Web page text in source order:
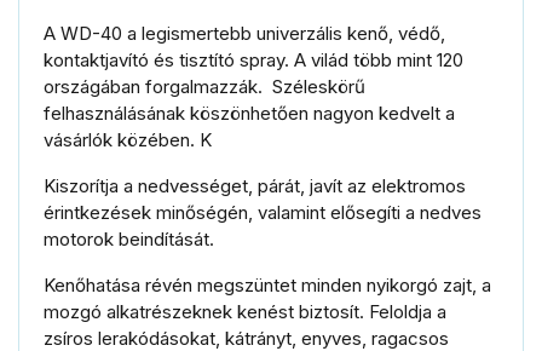
A WD-40 a legismertebb univerzális kenő, védő,
kontaktjavító és tisztító spray. A vilád több mint 120
országában forgalmazzák. Széleskörű
felhasználásának köszönhetően nagyon kedvelt a
vásárlók közében. K
Kiszorítja a nedvességet, párát, javít az elektromos
érintkezések minőségén, valamint elősegíti a nedves
motorok beindítását.
Kenőhatása révén megszüntet minden nyikorgó zajt, a
mozgó alkatrészeknek kenést biztosít. Feloldja a
zsíros lerakódásokat, kátrányt, enyves, ragacsos